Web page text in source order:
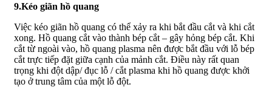
9.Kéo giãn hồ quang
Việc kéo giãn hồ quang có thể xảy ra khi bắt đầu cắt và khi cắt
xong. Hồ quang cắt vào thành bép cắt – gây hỏng bép cắt. Khi
cắt từ ngoài vào, hồ quang plasma nên được bắt đầu với lỗ bép
cắt trực tiếp đặt giữa cạnh của mảnh cắt. Điều này rất quan
trọng khi đột dập/ đục lỗ / cắt plasma khi hồ quang được khởi
tạo ở trung tâm của một lỗ đột.